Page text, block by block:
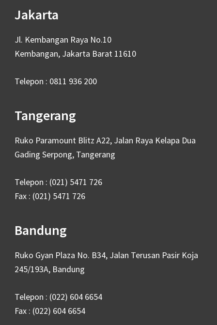
Jakarta
Jl. Kembangan Raya No.10
Kembangan, Jakarta Barat 11610
Telepon : 0811 936 200
Tangerang
Ruko Paramount Blitz A22, Jalan Raya Kelapa Dua
Gading Serpong, Tangerang
Telepon : (021) 5471 726
Fax : (021) 5471 726
Bandung
Ruko Gyan Plaza No. B34, Jalan Terusan Pasir Koja
245/193A, Bandung
Telepon : (022) 604 6654
Fax : (022) 604 6654